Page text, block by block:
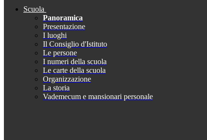
Scuola
Panoramica
Presentazione
I luoghi
Il Consiglio d'Istituto
Le persone
I numeri della scuola
Le carte della scuola
Organizzazione
La storia
Vademecum e mansionari personale